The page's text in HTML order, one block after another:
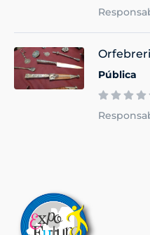
Pública